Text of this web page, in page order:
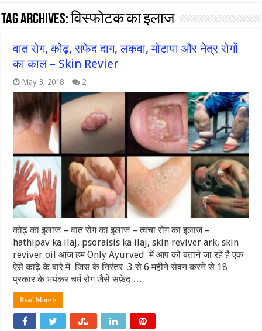
Tag Archives:विस्फोटक का इलाज
वात रोग, कोढ़, सफेद दाग, लकवा, मोटापा और नेत्र रोगों
का काल – Skin Revier
May 3, 2018 2
कोढ़ का इलाज – वात रोग का इलाज – त्वचा रोग का इलाज –
hathipav ka ilaj, psoraisis ka ilaj, skin reviver ark, skin
reviver oil आज हम Only Ayurved में आप को बताने जा रहे है एक
ऐसे काढ़े के बारे में जिस के निरंतर 3 से 6 महीने सेवन करने से 18
प्रकार के भयंकर चर्म रोग जैसे सफ़ेद …
Read More »